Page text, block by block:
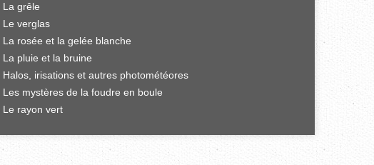
La grêle
Le verglas
La rosée et la gelée blanche
La pluie et la bruine
Halos, irisations et autres photométéores
Les mystères de la foudre en boule
Le rayon vert